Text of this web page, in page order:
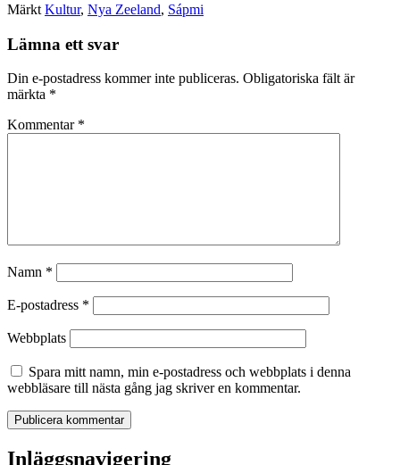
Märkt Kultur, Nya Zeeland, Sápmi
Lämna ett svar
Din e-postadress kommer inte publiceras. Obligatoriska fält är
märkta *
Kommentar *
Namn *
E-postadress *
Webbplats
Spara mitt namn, min e-postadress och webbplats i denna
webbläsare till nästa gång jag skriver en kommentar.
Inläggsnavigering